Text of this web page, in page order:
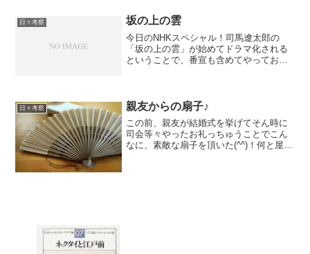
ール研究校の指定を受けていて 地域とと
もにある学校づくりを...
日々考察 坂の上の雲
今日のNHKスペシャル！司馬遼太郎の
「坂の上の雲」が始めてドラマ化される
ということで、番宣も含めてやっており
日々考察 親友からの扇子♪
この前、親友が結婚式を挙げてそん時に
司会等々やったお礼っちゅうことでこん
なに、素敵な扇子を頂いた(^^)！何と屋号